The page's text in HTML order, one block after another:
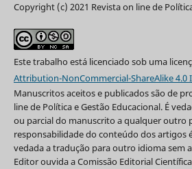
Copyright (c) 2021 Revista on line de
Este trabalho está licenciado sob uma
Attribution-NonCommercial-ShareAlike 4.0
Manuscritos aceitos e publicados são de
line de Política e Gestão Educacional. É
ou parcial do manuscrito a qualquer outro
responsabilidade do conteúdo dos artigos
vedada a tradução para outro idioma sem
Editor ouvida a Comissão Editorial